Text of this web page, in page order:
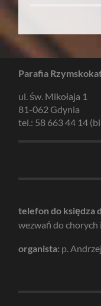
Parafia
ul. św. Mikołaja 1
81-062 Gdynia
tel.: 58 663 44 14
telefon do księdza
wezwań do
organista: p.